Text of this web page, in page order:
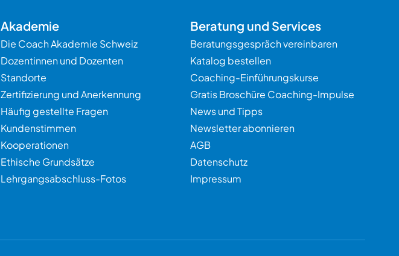
Akademie
Die Coach Akademie Schweiz
Dozentinnen und Dozenten
Standorte
Zertifizierung und Anerkennung
Häufig gestellte Fragen
Kundenstimmen
Kooperationen
Ethische Grundsätze
Lehrgangsabschluss-Fotos
Beratung und Services
Beratungsgespräch vereinbaren
Katalog bestellen
Coaching-Einführungskurse
Gratis Broschüre Coaching-Impulse
News und Tipps
Newsletter abonnieren
AGB
Datenschutz
Impressum